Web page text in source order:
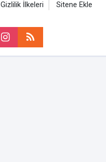
Gizlilik İlkeleri Sitene Ekle